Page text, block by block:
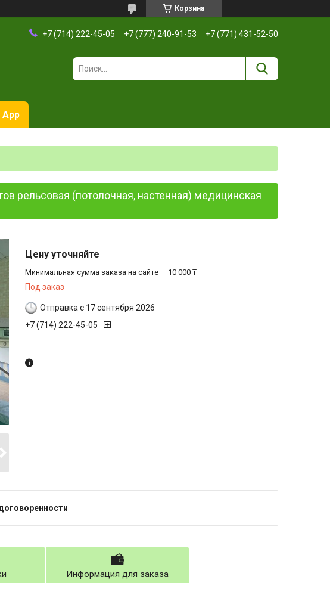
Корзина
+7 (714) 222-45-05 +7 (777) 240-91-53 +7 (771) 431-52-50
App
рельсовая (потолочная, настенная) медицинская
Цену уточняйте
Минимальная сумма заказа на сайте — 10 000 ₸
Под заказ
Отправка с 17 сентября 2026
+7 (714) 222-45-05
Информация для заказа